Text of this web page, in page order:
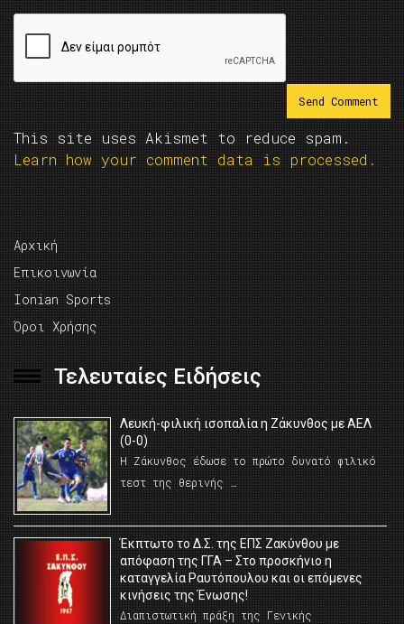
This site uses Akismet to reduce spam.
Learn how your comment data is processed.
Αρχική
Επικοινωνία
Ionian Sports
Όροι Χρήσης
Τελευταίες Ειδήσεις
Λευκή-φιλική ισοπαλία η Ζάκυνθος με ΑΕΛ
(0-0)
Η Ζάκυνθος έδωσε το πρώτο δυνατό φιλικό
τεστ της θερινής …
Έκπτωτο το Δ.Σ. της ΕΠΣ Ζακύνθου με
απόφαση της ΓΓΑ – Στο προσκήνιο η
καταγγελία Ραυτόπουλου και οι επόμενες
κινήσεις της Ένωσης!
Διαπιστωτική πράξη της Γενικής